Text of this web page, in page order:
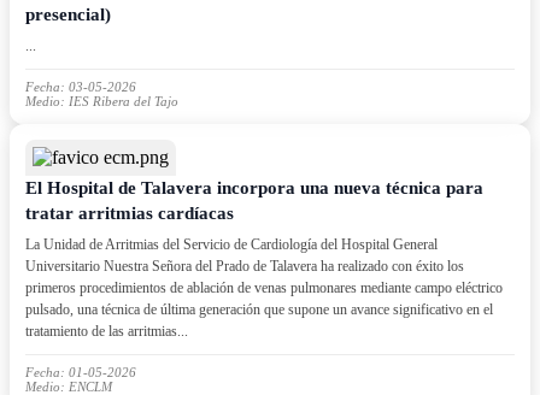
presencial)
...
Fecha: 03-05-2026
Medio: IES Ribera del Tajo
El Hospital de Talavera incorpora una nueva técnica para
tratar arritmias cardíacas
La Unidad de Arritmias del Servicio de Cardiología del Hospital General
Universitario Nuestra Señora del Prado de Talavera ha realizado con éxito los
primeros procedimientos de ablación de venas pulmonares mediante campo eléctrico
pulsado, una técnica de última generación que supone un avance significativo en el
tratamiento de las arritmias...
Fecha: 01-05-2026
Medio: ENCLM